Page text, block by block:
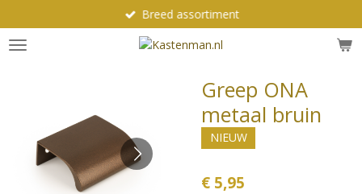
direct
naar
Breed assortiment
Greep ONA
metaal bruin
NIEUW
€ 5,95